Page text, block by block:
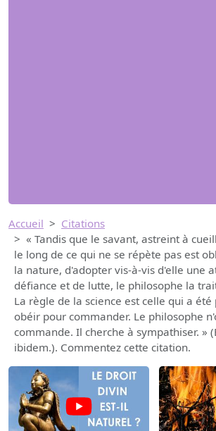
Accueil
Citations
« Tandis que le savant, astreint à
le long de ce qui ne se répète pas est
la nature, d'adopter vis-à-vis d'elle une
défiance et de lutte, le philosophe la
La règle de la science est celle qui a été
obéir pour commander. Le philosophe
commande. Il cherche à sympathiser. »
ibidem.). Commentez cette citation.